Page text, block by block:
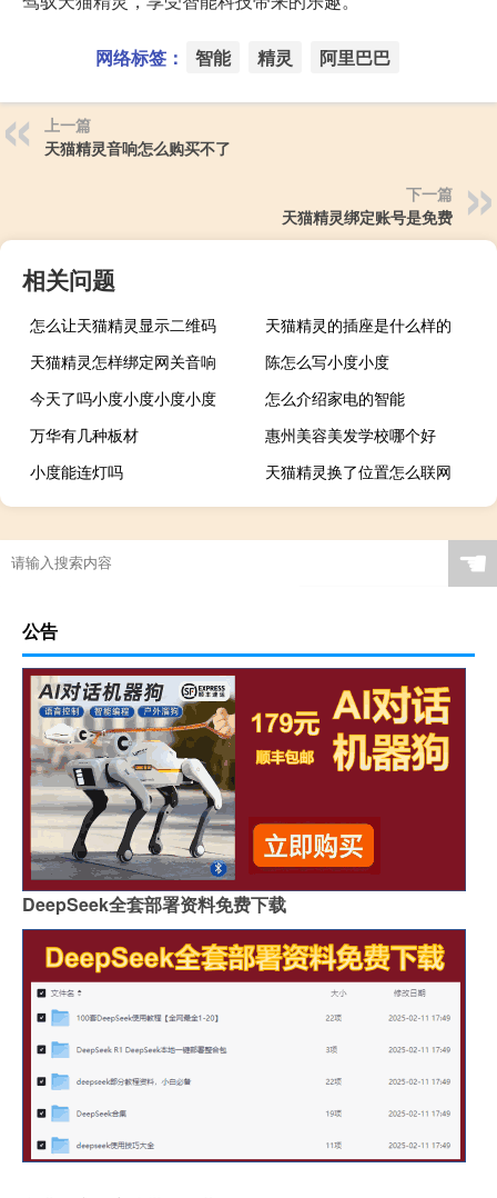
网络标签： 智能 精灵 阿里巴巴
上一篇
天猫精灵音响怎么购买不了
下一篇
天猫精灵绑定账号是免费
相关问题
怎么让天猫精灵显示二维码
天猫精灵的插座是什么样的
天猫精灵怎样绑定网关音响
陈怎么写小度小度
今天了吗小度小度小度小度
怎么介绍家电的智能
万华有几种板材
惠州美容美发学校哪个好
小度能连灯吗
天猫精灵换了位置怎么联网
☚
公告
DeepSeek全套部署资料免费下载